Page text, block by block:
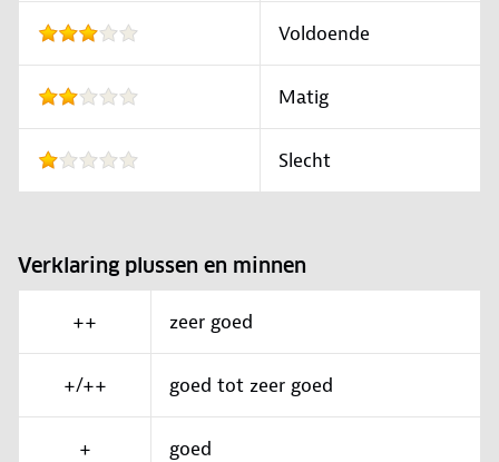
Voldoende
Matig
Slecht
Verklaring plussen en minnen
++ zeer goed
+/++ goed tot zeer goed
+ goed